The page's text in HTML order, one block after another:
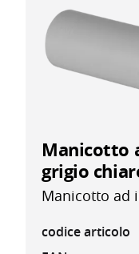
Manicotto
grigio
Manicotto ad
codice articolo